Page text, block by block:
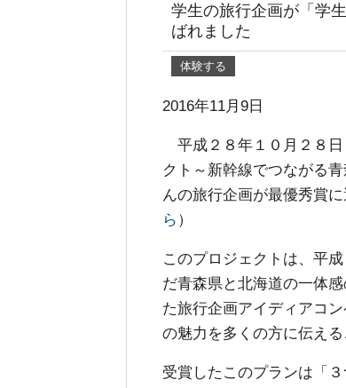
学生の旅行企画が「学
ばれました
体験する
2016年11月9日
平成２８年１０月２８日
クト～新幹線でつながる
んの旅行企画が最優秀賞
ら ）
このプロジェクトは、平
だ青森県と北海道の一体
た旅行企画アイディアコ
の魅力を多くの方に伝え
受賞したこのプランは「